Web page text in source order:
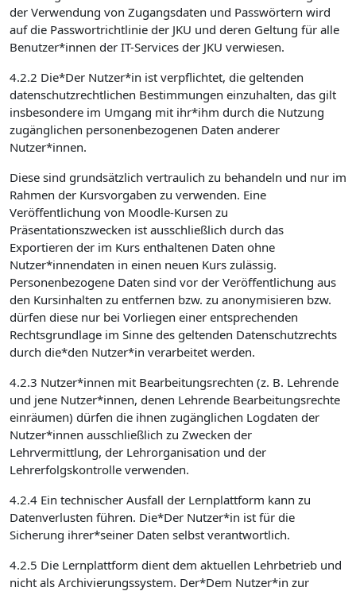
der Verwendung von Zugangsdaten und Passwörtern wird
auf die Passwortrichtlinie der JKU und deren Geltung für alle
Benutzer*innen der IT-Services der JKU verwiesen.
4.2.2 Die*Der Nutzer*in ist verpflichtet, die geltenden
datenschutzrechtlichen Bestimmungen einzuhalten, das gilt
insbesondere im Umgang mit ihr*ihm durch die Nutzung
zugänglichen personenbezogenen Daten anderer
Nutzer*innen.
Diese sind grundsätzlich vertraulich zu behandeln und nur im
Rahmen der Kursvorgaben zu verwenden. Eine
Veröffentlichung von Moodle-Kursen zu
Präsentationszwecken ist ausschließlich durch das
Exportieren der im Kurs enthaltenen Daten ohne
Nutzer*innendaten in einen neuen Kurs zulässig.
Personenbezogene Daten sind vor der Veröffentlichung aus
den Kursinhalten zu entfernen bzw. zu anonymisieren bzw.
dürfen diese nur bei Vorliegen einer entsprechenden
Rechtsgrundlage im Sinne des geltenden Datenschutzrechts
durch die*den Nutzer*in verarbeitet werden.
4.2.3 Nutzer*innen mit Bearbeitungsrechten (z. B. Lehrende
und jene Nutzer*innen, denen Lehrende Bearbeitungsrechte
einräumen) dürfen die ihnen zugänglichen Logdaten der
Nutzer*innen ausschließlich zu Zwecken der
Lehrvermittlung, der Lehrorganisation und der
Lehrerfolgskontrolle verwenden.
4.2.4 Ein technischer Ausfall der Lernplattform kann zu
Datenverlusten führen. Die*Der Nutzer*in ist für die
Sicherung ihrer*seiner Daten selbst verantwortlich.
4.2.5 Die Lernplattform dient dem aktuellen Lehrbetrieb und
nicht als Archivierungssystem. Der*Dem Nutzer*in zur